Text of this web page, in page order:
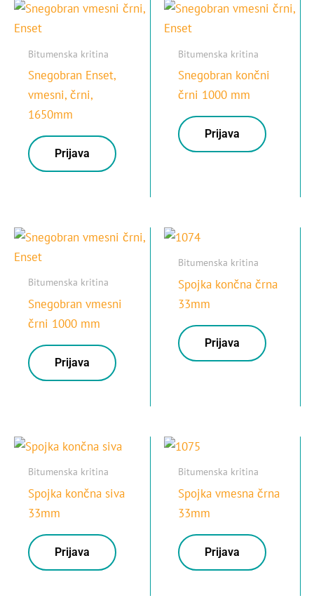
Bitumenska kritina
Snegobran Enset,
vmesni, črni,
1650mm
Prijava
Bitumenska kritina
Snegobran končni
črni 1000 mm
Prijava
Bitumenska kritina
Snegobran vmesni
črni 1000 mm
Prijava
Bitumenska kritina
Spojka končna črna
33mm
Prijava
Bitumenska kritina
Spojka končna siva
33mm
Prijava
Bitumenska kritina
Spojka vmesna črna
33mm
Prijava